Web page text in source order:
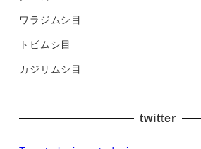
ワラジムシ目
トビムシ目
カジリムシ目
twitter